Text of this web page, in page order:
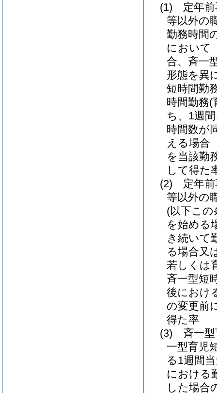
(1)
定年
等以外の
勤務時間
において
合、斉一
形態を異
短時間勤
時間勤務(
ち、1週
時間数が
える場合
を当該勤
して得た
(2)
定年
等以外の
(以下この
を始める
き続いて
る場合又
若しくは
斉一型短
後におけ
の変更前
得た率
(3)
斉一
一型育児
る1週間
における
した場合